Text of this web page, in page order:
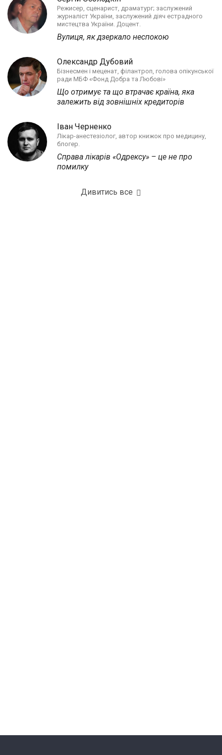
Режисер, сценарист, драматург; заслужений
журналіст України, заслужений діяч естрадного
мистецтва України. Доцент.
Вулиця, як дзеркало неспокою
Олександр Дубовий
Бізнесмен і меценат, філантроп, голова опікунської
ради МБФ «Фонд Добра та Любові»
Що отримує та що втрачає країна, яка
залежить від зовнішніх кредиторів
Іван Черненко
Лікар-анестезіолог, автор книжок про медицину,
блогер.
Справа лікарів «Одрексу» – це не про
помилку
Дивитись все